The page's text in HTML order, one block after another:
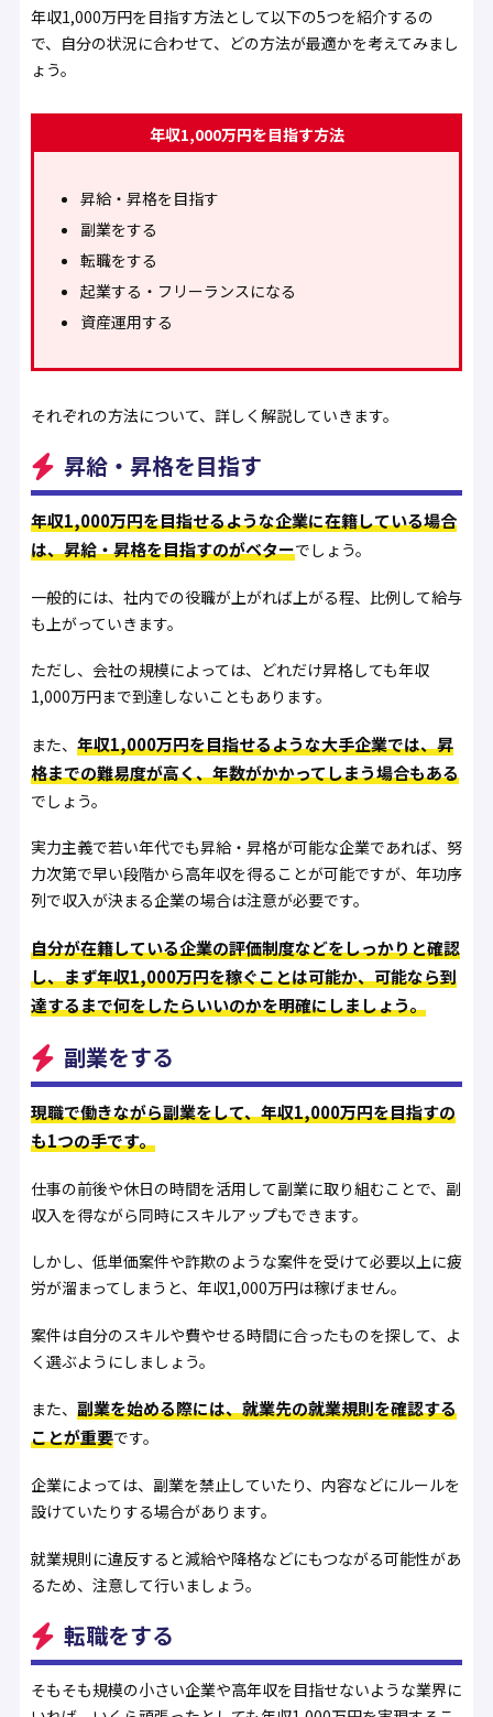
年収1,000万円を目指す方法として以下の5つを紹介するの
で、自分の状況に合わせて、どの方法が最適かを考えてみまし
ょう。
年収1,000万円を目指す方法
昇給・昇格を目指す
副業をする
転職をする
起業する・フリーランスになる
資産運用する
それぞれの方法について、詳しく解説していきます。
昇給・昇格を目指す
年収1,000万円を目指せるような企業に在籍している場合
は、昇給・昇格を目指すのがベターでしょう。
一般的には、社内での役職が上がれば上がる程、比例して給与
も上がっていきます。
ただし、会社の規模によっては、どれだけ昇格しても年収
1,000万円まで到達しないこともあります。
また、 年収1,000万円を目指せるような大手企業では、昇
格までの難易度が高く、年数がかかってしまう場合もある
でしょう。
実力主義で若い年代でも昇給・昇格が可能な企業であれば、努
力次第で早い段階から高年収を得ることが可能ですが、年功序
列で収入が決まる企業の場合は注意が必要です。
自分が在籍している企業の評価制度などをしっかりと確認
し、まず年収1,000万円を稼ぐことは可能か、可能なら到
達するまで何をしたらいいのかを明確にしましょう。
副業をする
現職で働きながら副業をして、年収1,000万円を目指すの
も1つの手です。
仕事の前後や休日の時間を活用して副業に取り組むことで、副
収入を得ながら同時にスキルアップもできます。
しかし、低単価案件や詐欺のような案件を受けて必要以上に疲
労が溜まってしまうと、年収1,000万円は稼げません。
案件は自分のスキルや費やせる時間に合ったものを探して、よ
く選ぶようにしましょう。
また、 副業を始める際には、就業先の就業規則を確認する
ことが重要です。
企業によっては、副業を禁止していたり、内容などにルールを
設けていたりする場合があります。
就業規則に違反すると減給や降格などにもつながる可能性があ
るため、注意して行いましょう。
転職をする
そもそも規模の小さい企業や高年収を目指せないような業界に